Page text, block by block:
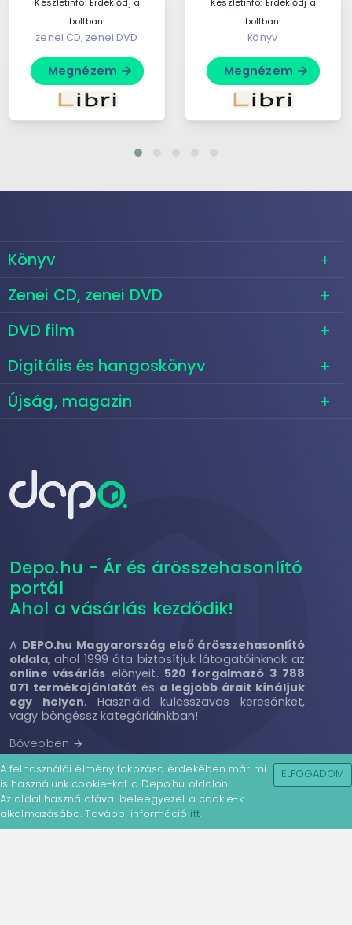
Készletinfó: Érdeklődj a
boltban!
zenei CD, zenei DVD
Megnézem arrow_forward
Készletinfó: Érdeklődj a
boltban!
könyv
Megnézem arrow_forward
Könyv
Zenei CD, zenei DVD
DVD film
Digitális és hangoskönyv
Újság, magazin
Depo.hu - Ár és árösszehasonlító
portál
Ahol a vásárlás kezdődik!
A DEPO.hu Magyarország első árösszehasonlító
oldala, ahol 1999 óta biztosítjuk látogatóinknak az
online vásárlás előnyeit. 520 forgalmazó 3 788
071 termékajánlatát és a legjobb árait kínáljuk
egy helyen. Használd kulcsszavas keresőnket,
vagy böngéssz kategóriáinkban!
Bővebben arrow_forward
Kövess minket!
A felhasználói élmény fokozása érdekében már mi
is használunk cookie-kat a Depo.hu oldalon.
Az oldal használatával beleegyezel a cookie-k
alkalmazásába. További információ itt.
ELFOGADOM